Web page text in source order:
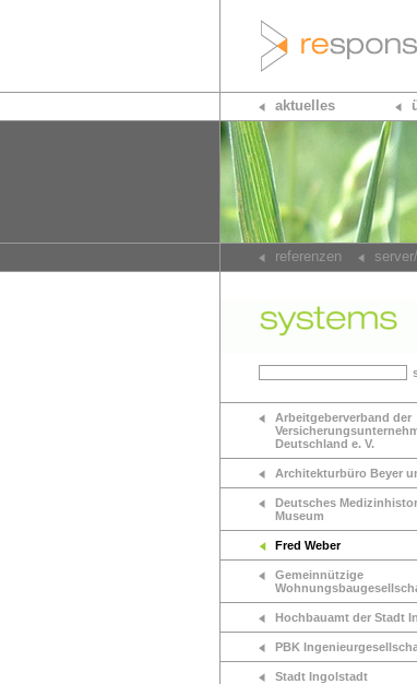
aktuelles
referenzen
Arbeitgeberverband der
Deutschland e. V.
Architekturbüro Beyer
Deutsches
Museum
Fred Weber
Gemeinnützige
Hochbauamt der Stadt
PBK
Stadt Ingolstadt